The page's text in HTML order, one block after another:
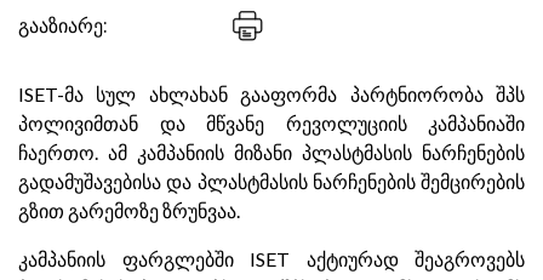
გააზიარე:
ISET-მა სულ ახლახან გააფორმა პარტნიორობა შპს
პოლივიმთან და მწვანე რევოლუციის კამპანიაში
ჩაერთო. ამ კამპანიის მიზანი პლასტმასის ნარჩენების
გადამუშავებისა და პლასტმასის ნარჩენების შემცირების
გზით გარემოზე ზრუნვაა.
კამპანიის ფარგლებში ISET აქტიურად შეაგროვებს